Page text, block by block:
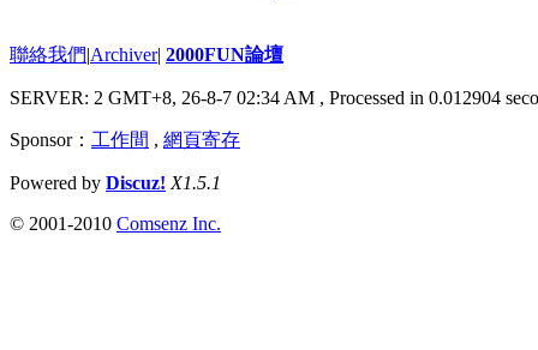
聯絡我們|Archiver| 2000FUN論壇
SERVER: 2 GMT+8, 26-8-7 02:34 AM , Processed in 0.012904
Sponsor： 工作間 , 網頁寄存
Powered by Discuz! X1.5.1
© 2001-2010 Comsenz Inc.